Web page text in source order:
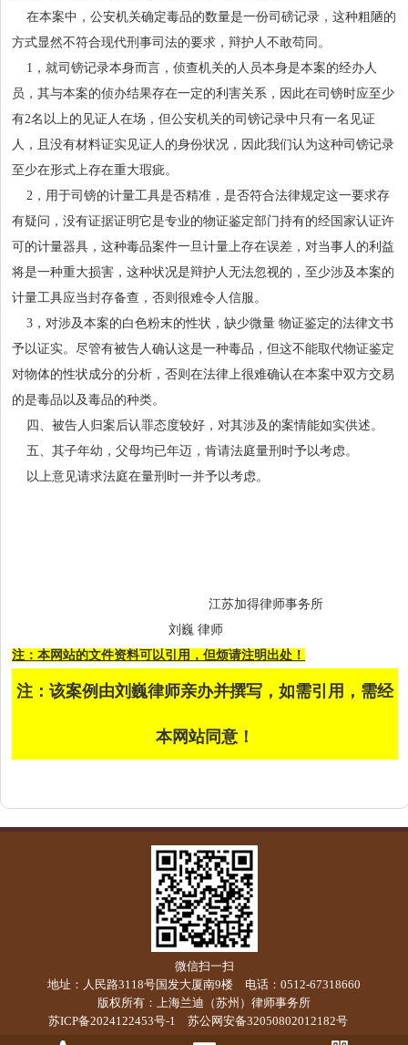
在本案中，公安机关确定毒品的数量是一份司磅记录，这种粗陋的
方式显然不符合现代刑事司法的要求，辩护人不敢苟同。
1，就司镑记录本身而言，侦查机关的人员本身是本案的经办人
员，其与本案的侦办结果存在一定的利害关系，因此在司镑时应至少
有2名以上的见证人在场，但公安机关的司镑记录中只有一名见证
人，且没有材料证实见证人的身份状况，因此我们认为这种司镑记录
至少在形式上存在重大瑕疵。
2，用于司镑的计量工具是否精准，是否符合法律规定这一要求存
有疑问，没有证据证明它是专业的物证鉴定部门持有的经国家认证许
可的计量器具，这种毒品案件一旦计量上存在误差，对当事人的利益
将是一种重大损害，这种状况是辩护人无法忽视的，至少涉及本案的
计量工具应当封存备查，否则很难令人信服。
3，对涉及本案的白色粉末的性状，缺少微量 物证鉴定的法律文书
予以证实。尽管有被告人确认这是一种毒品，但这不能取代物证鉴定
对物体的性状成分的分析，否则在法律上很难确认在本案中双方交易
的是毒品以及毒品的种类。
四、被告人归案后认罪态度较好，对其涉及的案情能如实供述。
五、其子年幼，父母均已年迈，肯请法庭量刑时予以考虑。
以上意见请求法庭在量刑时一并予以考虑。
江苏加得律师事务所
刘巍 律师
注：本网站的文件资料可以引用，但烦请注明出处！
注：该案例由刘巍律师亲办并撰写，如需引用，需经
本网站同意！
微信扫一扫
地址：人民路3118号国发大厦南9楼 电话：0512-67318660
版权所有：上海兰迪（苏州）律师事务所
苏ICP备2024122453号-1
苏公网安备32050802012182号